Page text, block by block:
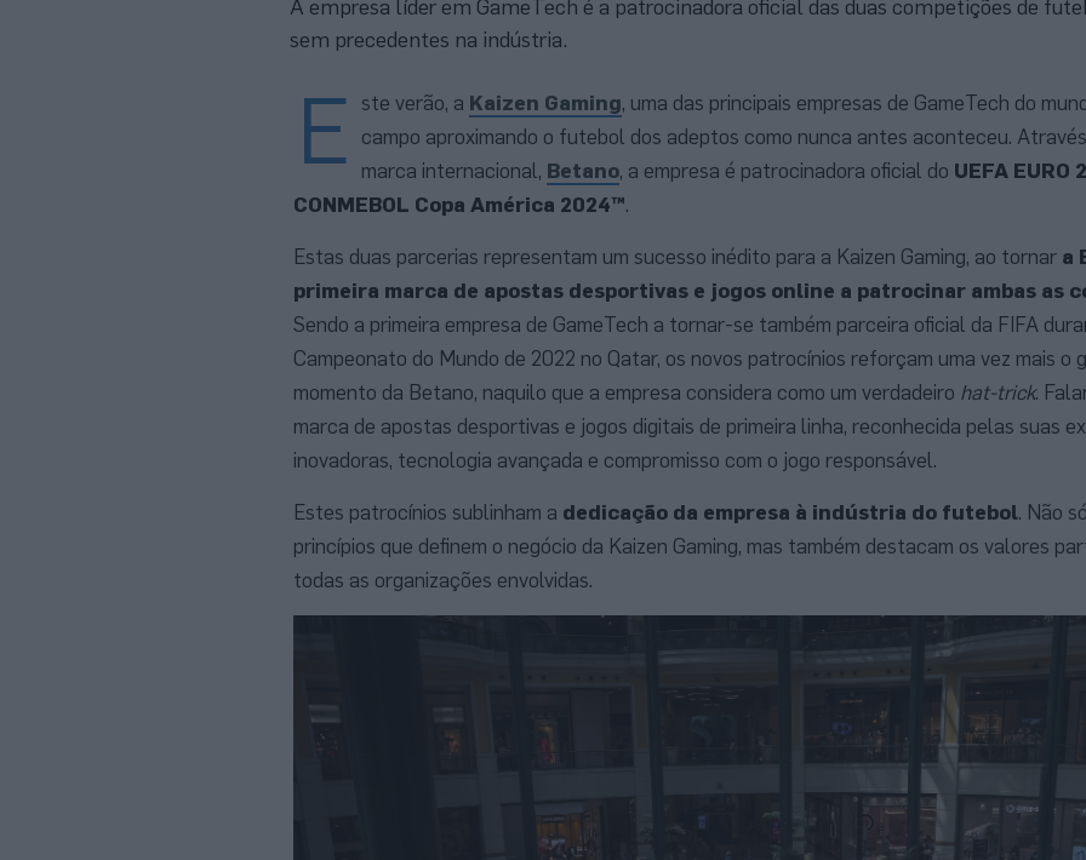
A empresa líder em GameTech é a patrocinadora oficial das duas competições de
sem precedentes na indústria.
E ste verão, a Kaizen Gaming, uma das principais empresas de GameTech do
campo aproximando o futebol dos adeptos como nunca antes aconteceu.
marca internacional, Betano, a empresa é patrocinadora oficial do UEFA EURO
CONMEBOL Copa América 2024™.
Estas duas parcerias representam um sucesso inédito para a Kaizen Gaming, ao tornar a
primeira marca de apostas desportivas e jogos online a patrocinar ambas as
Sendo a primeira empresa de GameTech a tornar-se também parceira oficial da FIFA
Campeonato do Mundo de 2022 no Qatar, os novos patrocínios reforçam uma vez mais o
momento da Betano, naquilo que a empresa considera como um verdadeiro hat-trick.
marca de apostas desportivas e jogos digitais de primeira linha, reconhecida pelas suas
inovadoras, tecnologia avançada e compromisso com o jogo responsável.
Estes patrocínios sublinham a dedicação da empresa à indústria do futebol. Não
princípios que definem o negócio da Kaizen Gaming, mas também destacam os valores
todas as organizações envolvidas.